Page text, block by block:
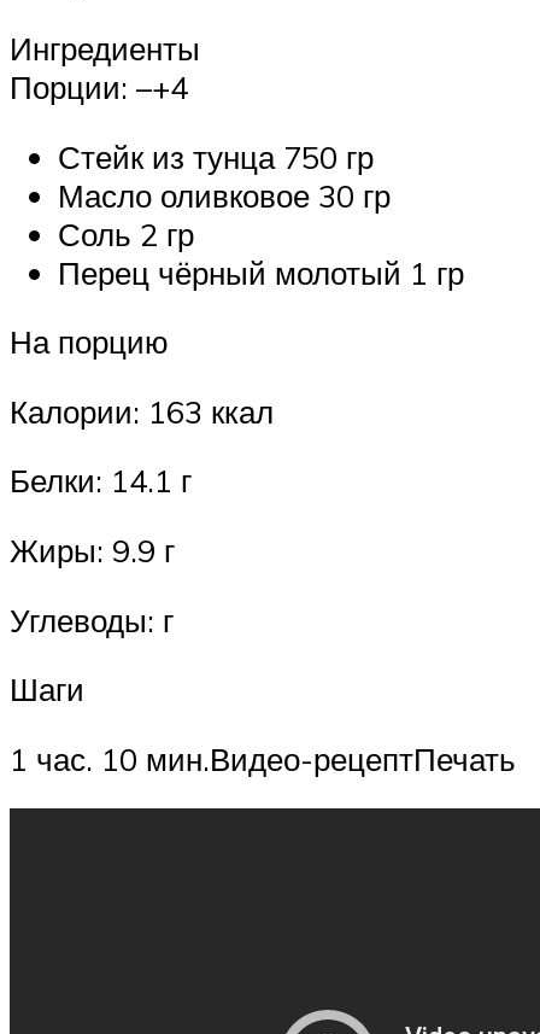
Ингредиенты
Порции: –+4
Стейк из тунца 750 гр
Масло оливковое 30 гр
Соль 2 гр
Перец чёрный молотый 1 гр
На порцию
Калории: 163 ккал
Белки: 14.1 г
Жиры: 9.9 г
Углеводы: г
Шаги
1 час. 10 мин.Видео-рецептПечать